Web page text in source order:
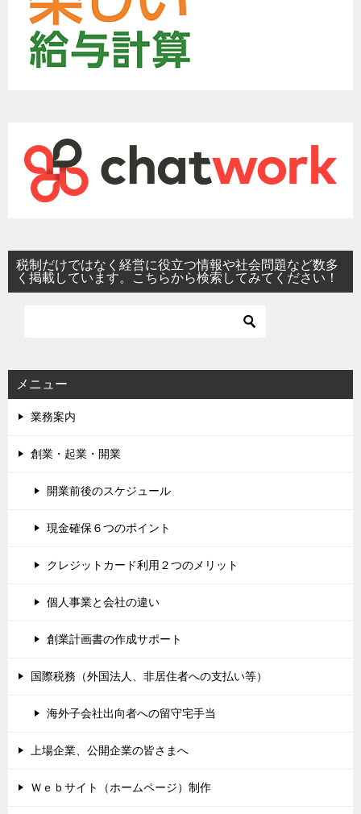
税制だけではなく経営に役立つ情報や社会問題など数多
く掲載しています。こちらから検索してみてください！
メニュー
業務案内
創業・起業・開業
開業前後のスケジュール
現金確保６つのポイント
クレジットカード利用２つのメリット
個人事業と会社の違い
創業計画書の作成サポート
国際税務（外国法人、非居住者への支払い等）
海外子会社出向者への留守宅手当
上場企業、公開企業の皆さまへ
Ｗｅｂサイト（ホームページ）制作